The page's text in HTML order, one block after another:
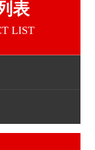
表
LIST